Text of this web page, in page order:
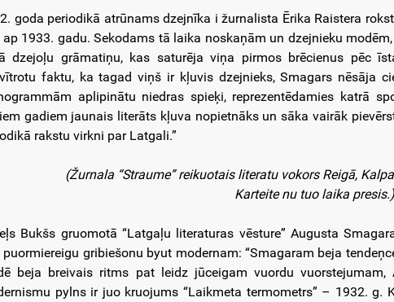
goda periodikā atrūnams dzejnīka i žurnalista Ērika Raistera
1933. gadu. Sekodams tā laika noskaņām un dzejnieku
dzejoļu grāmatiņu, kas saturēja viņa pirmos brēcienus pēc
faktu, ka tagad viņš ir kļuvis dzejnieks, Smagars nēsāja
aplipinātu niedras spieķi, reprezentēdamies katrā
gadiem jaunais literāts kļuva nopietnāks un sāka vairāk
rakstu virkni par Latgali.”
(Žurnala “Straume” reikuotais literatu vokors Reigā,
Karteite nu tuo laika presis.)
Bukšs gruomotā “Latgaļu literaturas vēsture” Augusta
gribiešonu byut modernam: “Smagaram beja
beja breivais ritms pat leidz jūceigam vuordu
pylns ir juo kruojums “Laikmeta termometrs” – 1932. g.